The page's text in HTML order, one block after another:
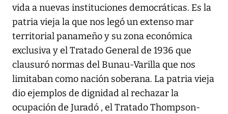
vida a nuevas instituciones democráticas. Es la
patria vieja la que nos legó un extenso mar
territorial panameño y su zona económica
exclusiva y el Tratado General de 1936 que
clausuró normas del Bunau-Varilla que nos
limitaban como nación soberana. La patria vieja
dio ejemplos de dignidad al rechazar la
ocupación de Juradó , el Tratado Thompson-